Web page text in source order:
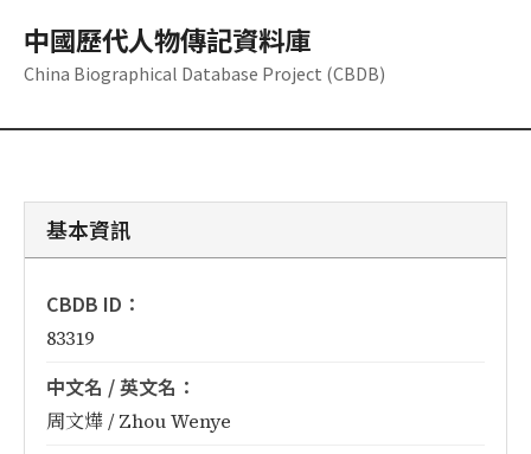
中國歷代人物傳記資料庫
China Biographical Database Project (CBDB)
基本資訊
CBDB ID：
83319
中文名 / 英文名：
周文燁 / Zhou Wenye